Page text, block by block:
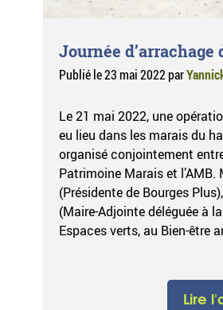
Journée d’arrachage
Publié le23 mai 2022par
Le 21 mai 2022, une
eu lieu dans les marais du
organisé conjointement
Patrimoine Marais et l’AMB.
(Présidente de Bourges
(Maire-Adjointe déléguée à
Espaces verts, au Bien-être
Lire